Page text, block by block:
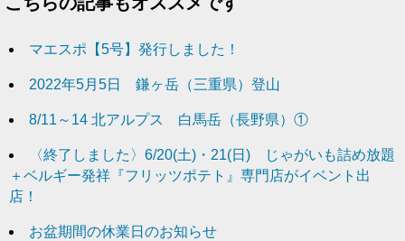
マエスポ【5号】発行しました！
2022年5月5日 鎌ヶ岳（三重県）登山
8/11～14 北アルプス 白馬岳（長野県）①
〈終了しました〉6/20(土)・21(日) じゃがいも詰め放題
＋ベルギー発祥『フリッツポテト』専門店がイベント出
店！
お盆期間の休業日のお知らせ